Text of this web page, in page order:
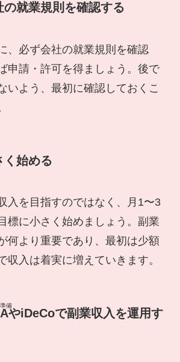
就業規則を確認する
、必ず会社の就業規則を確認
申請・許可を得ましょう。後で
いよう、最初に確認しておくこ
く始める
入を目指すのではなく、月1〜3
標に小さく始めましょう。副業
何より重要であり、最初は少額
収入は着実に増えていきます。
やiDeCoで副業収入を運用す
備